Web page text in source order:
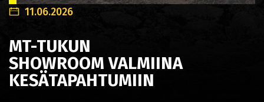
11.06.2026
MT-TUKUN
SHOWROOM VALMIINA
KESÄTAPAHTUMIIN